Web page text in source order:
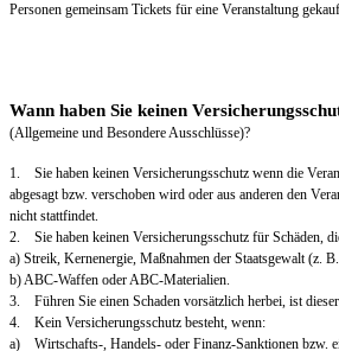
Personen gemeinsam Tickets für eine Veranstaltung
Wann haben Sie keinen
(Allgemeine und Besondere Ausschlüsse)?
1. Sie haben keinen Versicherungsschutz wenn die
abgesagt bzw. verschoben wird oder aus anderen den
nicht stattfindet.
2. Sie haben keinen Versicherungsschutz für Schäden,
a) Streik, Kernenergie, Maßnahmen der Staatsgewalt (z.
b) ABC-Waffen oder ABC-Materialien.
3. Führen Sie einen Schaden vorsätzlich herbei, ist
4. Kein Versicherungsschutz besteht, wenn:
a) Wirtschafts-, Handels- oder Finanz-Sanktionen bzw.